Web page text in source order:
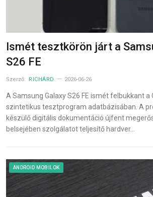
Ismét tesztkörön járt a
S26 FE
Szerző: RICHÁRD 2026-06-26
A Samsung Galaxy S26 FE ismét felbukkant a
szintetikus tesztprogram adatbázisában. A
készülő digitális dokumentáció újfent
belsejében szolgálatot teljesítő hardver…
ANDROID MOBILOK